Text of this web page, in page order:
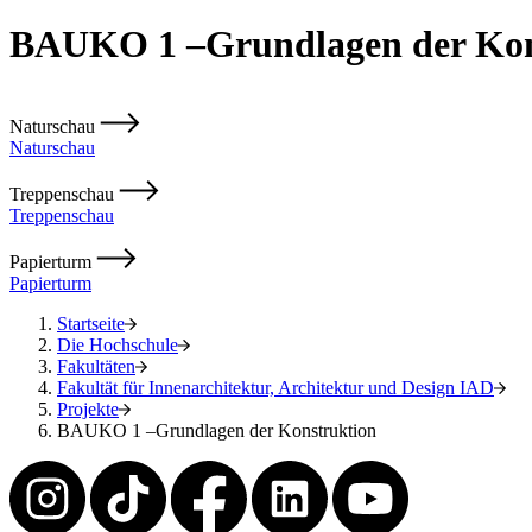
BAUKO 1 –Grundlagen der
Naturschau
Naturschau
Treppenschau
Treppenschau
Papierturm
Papierturm
Startseite
Die Hochschule
Fakultäten
Fakultät für Innenarchitektur, Architektur und Design IAD
Projekte
BAUKO 1 –Grundlagen der Konstruktion